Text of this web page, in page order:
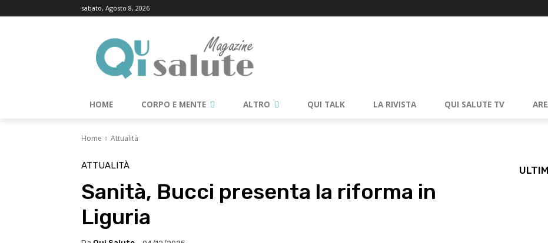
sabato, Agosto 8, 2026
HOME CORPO E MENTE ALTRO QUI TALK LA RIVISTA QUI SALUTE TV
Home Attualità
ATTUALITÀ
Sanità, Bucci presenta la riforma in
Liguria